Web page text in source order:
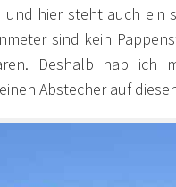
hier steht auch ein
sind kein
Deshalb hab ich
Abstecher auf